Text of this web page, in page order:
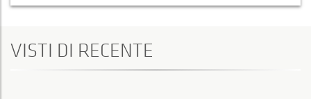
VISTI DI RECENTE